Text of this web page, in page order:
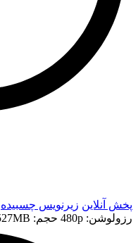
پخش آنلاین زیرنویس چسبیده
رزولوشن: 480p
حجم: 527MB